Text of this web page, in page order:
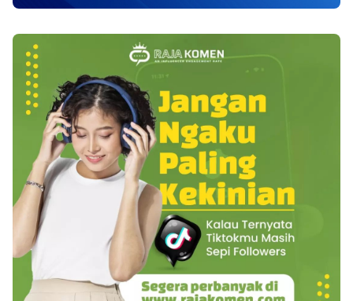
ganda/kabur Muntah Kehilangan selera makan
Perubahan kemampuan berpikir dan belajar
Kejang Penurunan kemampuan berbicara
secara bertahap. Diagnosis kanker otak stadium
4 Ada beberapa jenis tes dan prosedur yang
digunakan untuk mendiagnosis GBM, antara lain
: 1. Tes Neurologis Jenis tes ini memeriksa
penglihatan, pendengaran, keseimbangan,
koordinasi, kekuatan, dan refleks. Tes ini dapat
memberi petunjuk tentang bagian otak yang
terkena GBM. 2. Tes Pencitraan Tes pencitraan
dapat membantu menemukan lokasi dan ukuran
GBM. MRI sering digunakan untuk mendiagnosis
penyakit ini. Tes pencitraan lain mungkin
termasuk CT Scan dan Positron Emission